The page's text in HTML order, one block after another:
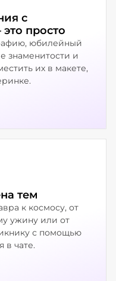
с
просто
юбилейный
знаменитости и
их в макете,
тем
к космосу, от
ужину или от
с помощью
в чате.